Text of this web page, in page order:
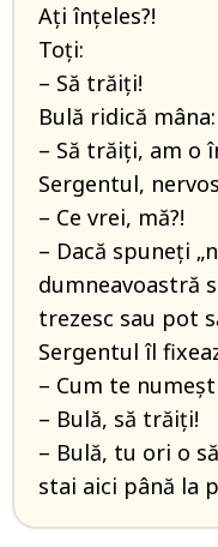
Ați înțeles?!
Toți:
– Să trăiți!
Bulă ridică mâna:
– Să trăiți, am o
Sergentul,
– Ce vrei, mă?!
– Dacă spuneți
dumneavoastră
trezesc sau pot
Sergentul îl
– Cum te
– Bulă, să trăiți!
– Bulă, tu ori o
stai aici până la